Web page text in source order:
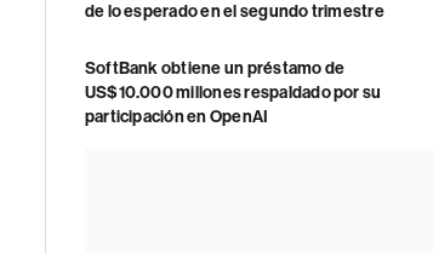
de lo esperado en el segundo trimestre
SoftBank obtiene un préstamo de
US$10.000 millones respaldado por su
participación en OpenAI